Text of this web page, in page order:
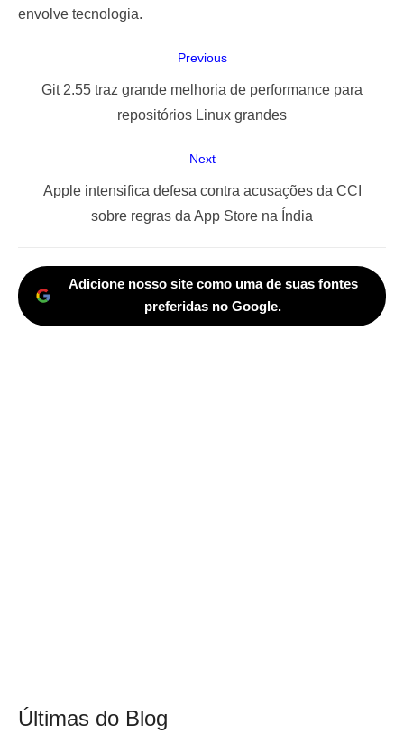
envolve tecnologia.
Previous
Previous
Git 2.55 traz grande melhoria de performance para
repositórios Linux grandes
Next
NextApple intensifica defesa contra acusações da CCI
sobre regras da App Store na Índia
Adicione nosso site como uma de suas fontes
preferidas no Google.
Últimas do Blog